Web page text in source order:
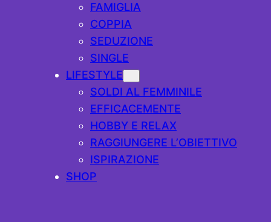
FAMIGLIA
COPPIA
SEDUZIONE
SINGLE
LIFESTYLE
SOLDI AL FEMMINILE
EFFICACEMENTE
HOBBY E RELAX
RAGGIUNGERE L’OBIETTIVO
ISPIRAZIONE
SHOP